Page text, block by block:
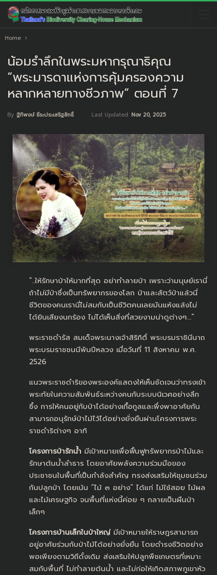
Home
น้อมรำลึกในพระมหากรุณาธิคุณ
“พระมารดาแห่งการคุ้มครองความ
หลากหลายทางชีวภาพ” ตอนที่ 7
By ฐิทิพงษ์ ธีระประเสริฐสิทธิ์ Last Updated Nov 20, 2025
“..ให้รักษาป่าให้มากที่สุด อย่าทำลายป่า เพราะว่ามนุษย์เรานี่
ถ้าไม่มีป่าซึ่งเป็นทรัพยากรของโลก ป่าและสัตว์ป่าแล้วนี่
ชีวิตของคนเรานี่ไม่สมกับเป็นชีวิตคนเลยมันแห้งแล้งไม่
ได้ยินเสียงนกร้อง ไม่ได้เห็นสิ่งที่สวยงามน่าดูต่างๆ…”
พระราชดำรัส สมเด็จพระนางเจ้าสิริกิติ์ พระบรมราชินีนาถ
พระบรมราชชนนีพันปีหลวง เมื่อวันที่ 11 สิงหาคม พ.ศ.
2526
แนวพระราชดำริของพระองค์แสดงให้เห็นชัดเจนว่าทรงเข้า
พระทัยในความสัมพันธ์ระหว่างคนกับระบบนิเวศอย่างลึก
ซึ้ง การให้คนอยู่กับป่าได้อย่างเกื้อกูลและพึ่งพาอาศัยกัน
สามารถอนุรักษ์ป่าไม้ไว้ได้อย่างยั่งยืนผ่านโครงการพระ
ราชดำริต่างๆ อาทิ
โครงการป่ารักน้ำ มีเป้าหมายเพื่อฟื้นฟูทรัพยากรป่าไม้และ
รักษาต้นน้ำลำธาร โดยอาศัยพลังความร่วมมือของ
ประชาชนในพื้นที่เป็นกำลังสำคัญ ทรงส่งเสริมให้ชุมชนร่วม
กันปลูกป่า โดยเน้น “ไม้ ๓ อย่าง” ได้แก่ ไม้ใช้สอย ไม้ผล
และไม้เศรษฐกิจ จนพื้นที่แห่งนี้ค่อย ๆ กลายเป็นผืนป่า
เล็กๆ
โครงการบ้านเล็กในป่าใหญ่มีเป้าหมายให้ราษฎรสามารถ
อยู่อาศัยร่วมกับป่าไม้ได้อย่างยั่งยืน โดยดำรงชีวิตอย่าง
พอเพียงตามวิถีดั้งเดิม ส่งเสริมให้ปลูกพืชเกษตรที่เหมาะ
สมกับพื้นที่ ไม่ทำลายต้นน้ำ และไม่ก่อให้เกิดสภาพภูเขาหัว